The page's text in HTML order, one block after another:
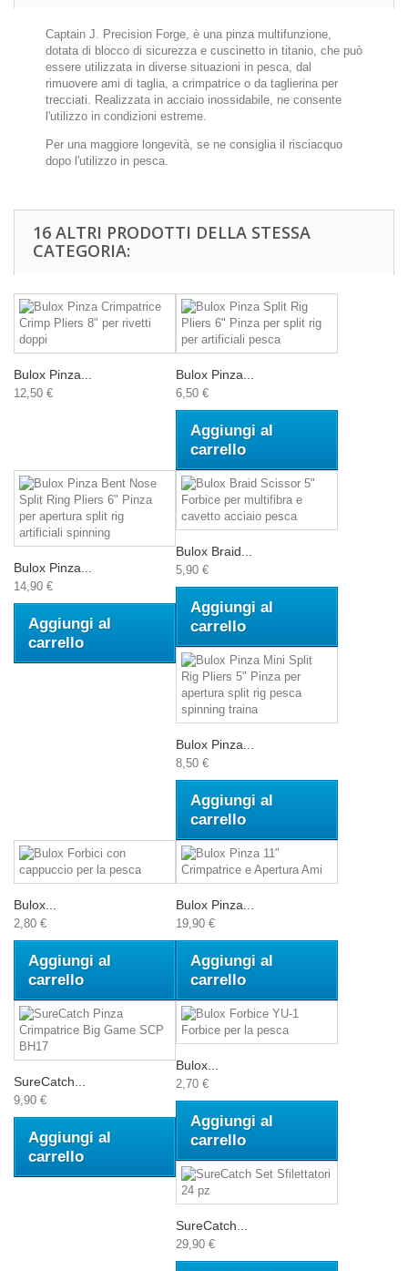
Captain J. Precision Forge, è una pinza multifunzione,
dotata di blocco di sicurezza e cuscinetto in titanio, che può
essere utilizzata in diverse situazioni in pesca, dal
rimuovere ami di taglia, a crimpatrice o da taglierina per
trecciati. Realizzata in acciaio inossidabile, ne consente
l'utilizzo in condizioni estreme.
Per una maggiore longevità, se ne consiglia il risciacquo
dopo l'utilizzo in pesca.
16 ALTRI PRODOTTI DELLA STESSA
CATEGORIA:
Bulox Pinza...
12,50 €
Bulox Pinza...
6,50 €
Aggiungi al
carrello
Bulox Pinza...
14,90 €
Aggiungi al
carrello
Bulox Braid...
5,90 €
Aggiungi al
carrello
Bulox Pinza...
8,50 €
Aggiungi al
carrello
Bulox...
2,80 €
Aggiungi al
carrello
Bulox Pinza...
19,90 €
Aggiungi al
carrello
SureCatch...
9,90 €
Aggiungi al
carrello
Bulox...
2,70 €
Aggiungi al
carrello
SureCatch...
29,90 €